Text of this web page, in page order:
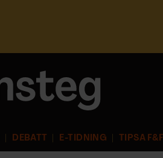
DEBATT E-TIDNING TIPSA F&F
r